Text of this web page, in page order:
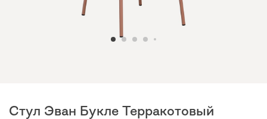
Стул Эван Букле Терракотовый